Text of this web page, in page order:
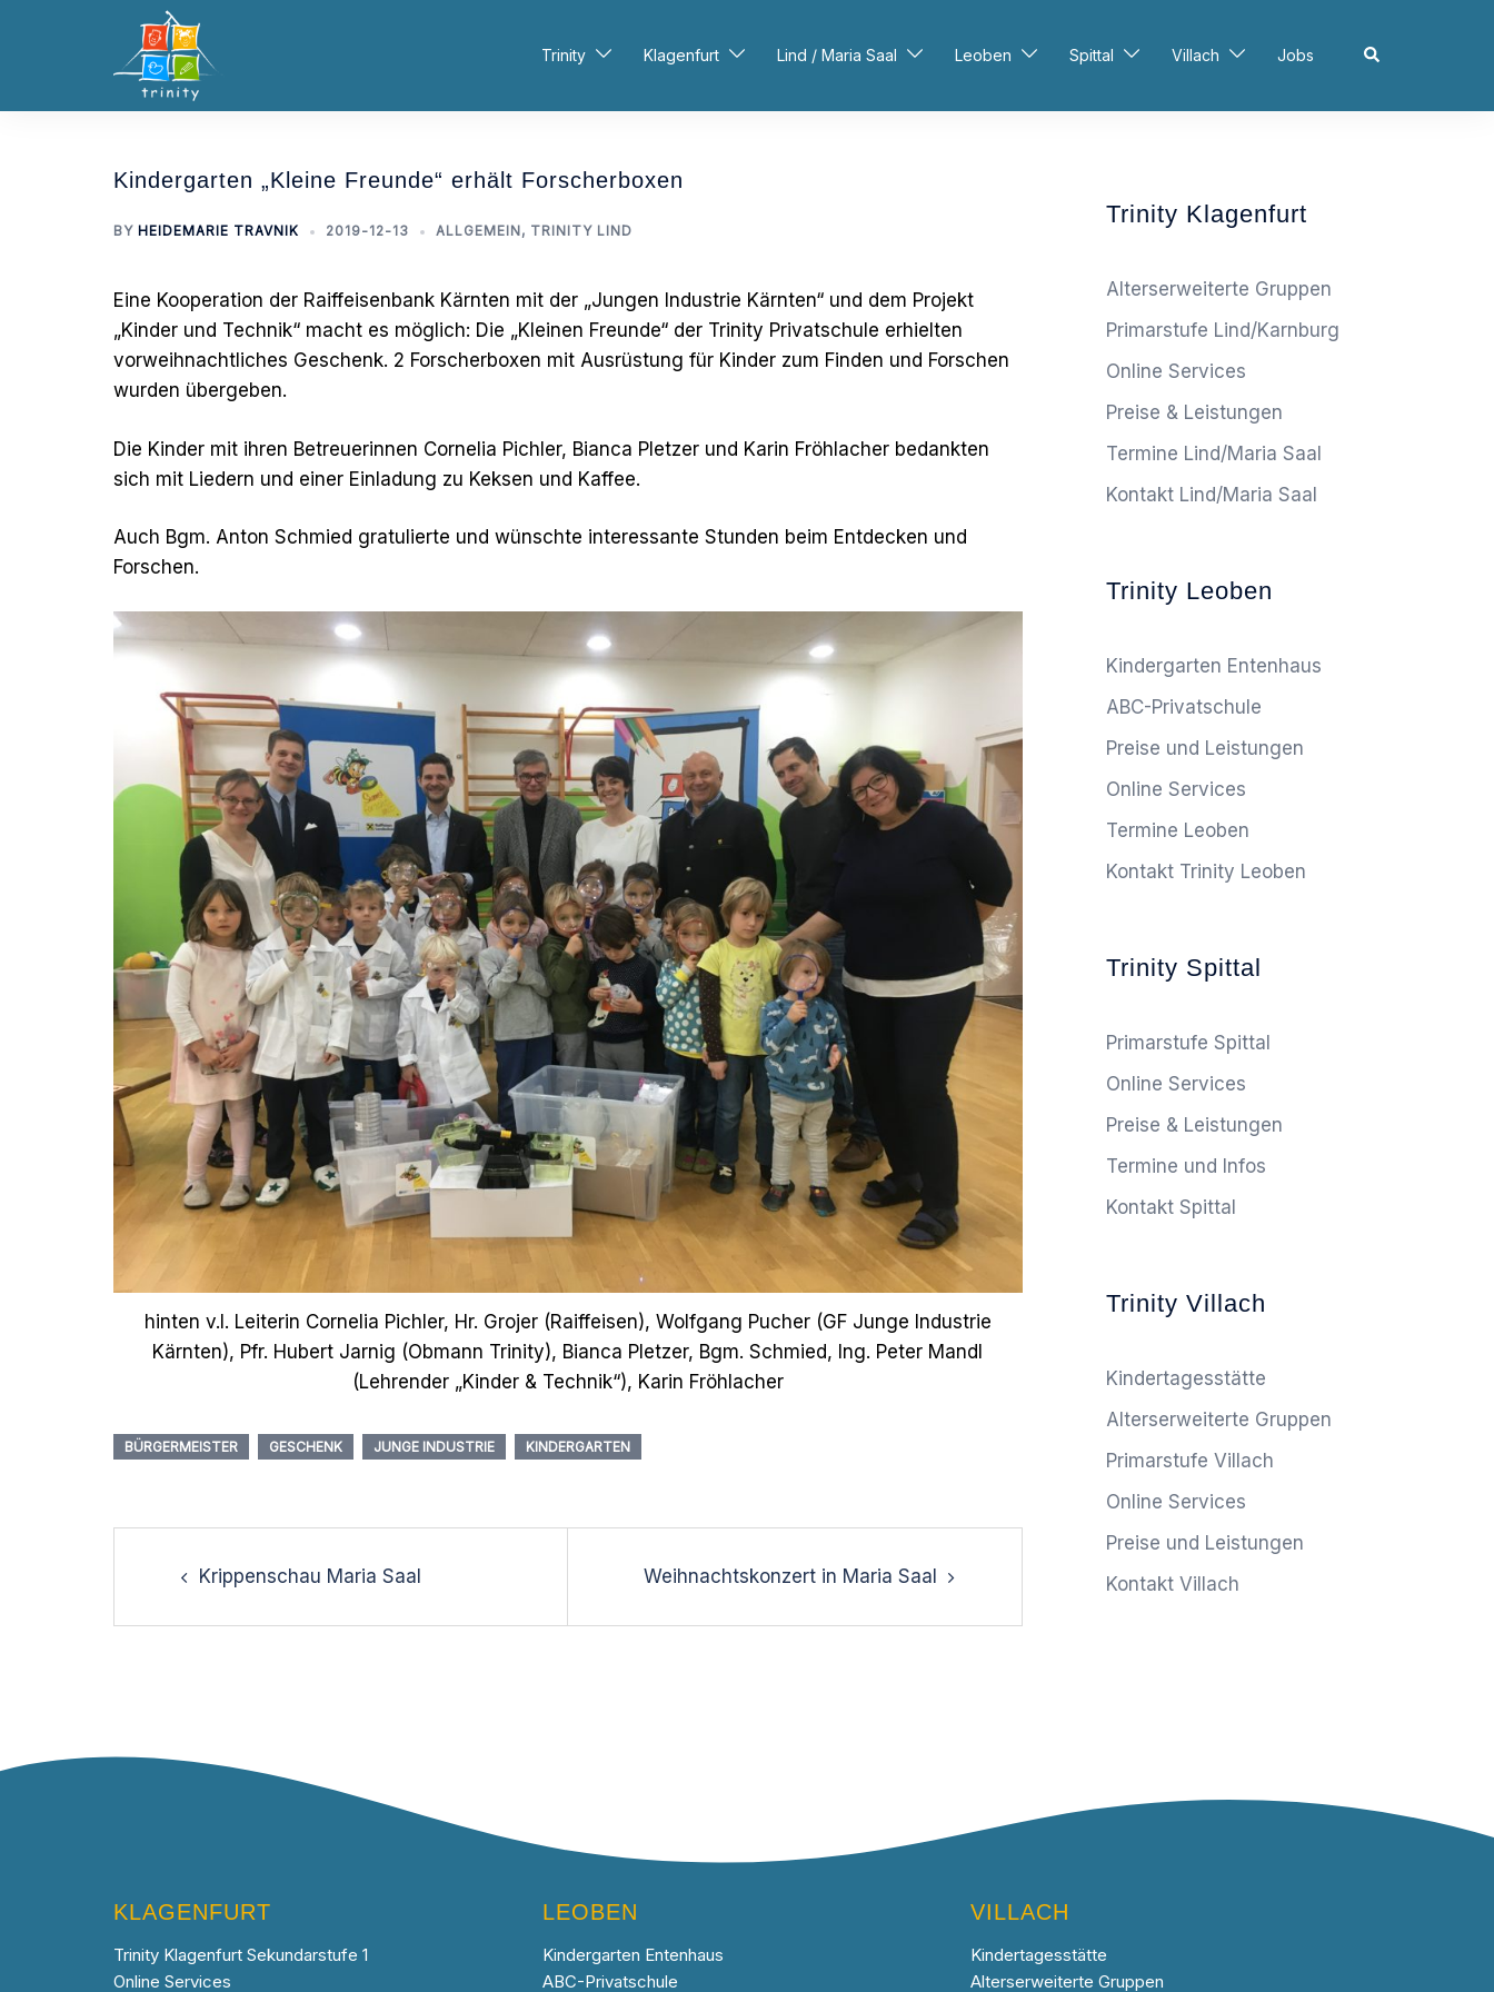
Trinity Klagenfurt Lind / Maria Saal Leoben Spittal Villach Jobs Search
Kindergarten „Kleine Freunde“ erhält Forscherboxen
BY HEIDEMARIE TRAVNIK 2019-12-13 ALLGEMEIN, TRINITY LIND
Eine Kooperation der Raiffeisenbank Kärnten mit der „Jungen Industrie Kärnten“ und dem Projekt
„Kinder und Technik“ macht es möglich: Die „Kleinen Freunde“ der Trinity Privatschule erhielten
vorweihnachtliches Geschenk. 2 Forscherboxen mit Ausrüstung für Kinder zum Finden und Forschen
wurden übergeben.
Die Kinder mit ihren Betreuerinnen Cornelia Pichler, Bianca Pletzer und Karin Fröhlacher bedankten
sich mit Liedern und einer Einladung zu Keksen und Kaffee.
Auch Bgm. Anton Schmied gratulierte und wünschte interessante Stunden beim Entdecken und
Forschen.
hinten v.l. Leiterin Cornelia Pichler, Hr. Grojer (Raiffeisen), Wolfgang Pucher (GF Junge Industrie
Kärnten), Pfr. Hubert Jarnig (Obmann Trinity), Bianca Pletzer, Bgm. Schmied, Ing. Peter Mandl
(Lehrender „Kinder & Technik“), Karin Fröhlacher
BÜRGERMEISTER GESCHENK JUNGE INDUSTRIE KINDERGARTEN
navigationKrippenschau Maria Saal Weihnachtskonzert in Maria Saal
Trinity Klagenfurt
Alterserweiterte Gruppen
Primarstufe Lind/Karnburg
Online Services
Preise & Leistungen
Termine Lind/Maria Saal
Kontakt Lind/Maria Saal
Trinity Leoben
Kindergarten Entenhaus
ABC-Privatschule
Preise und Leistungen
Online Services
Termine Leoben
Kontakt Trinity Leoben
Trinity Spittal
Primarstufe Spittal
Online Services
Preise & Leistungen
Termine und Infos
Kontakt Spittal
Trinity Villach
Kindertagesstätte
Alterserweiterte Gruppen
Primarstufe Villach
Online Services
Preise und Leistungen
Kontakt Villach
KLAGENFURT
Trinity Klagenfurt Sekundarstufe 1
Online Services
LEOBEN
Kindergarten Entenhaus
ABC-Privatschule
VILLACH
Kindertagesstätte
Alterserweiterte Gruppen